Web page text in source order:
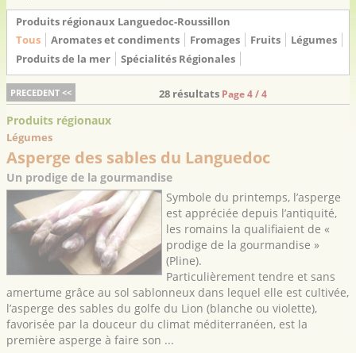
Produits régionaux Languedoc-Roussillon
Tous
Aromates et condiments Fromages Fruits
Légumes
Produits de la mer
Spécialités Régionales
PRECEDENT << 28 résultats Page 4 / 4
Produits régionaux
Légumes
Asperge des sables du Languedoc
Un prodige de la gourmandise
Symbole du printemps, l’asperge
est appréciée depuis l’antiquité,
les romains la qualifiaient de «
prodige de la gourmandise »
(Pline).
Particulièrement tendre et sans
amertume grâce au sol sablonneux dans lequel elle est cultivée,
l’asperge des sables du golfe du Lion (blanche ou violette),
favorisée par la douceur du climat méditerranéen, est la
première asperge à faire son ...